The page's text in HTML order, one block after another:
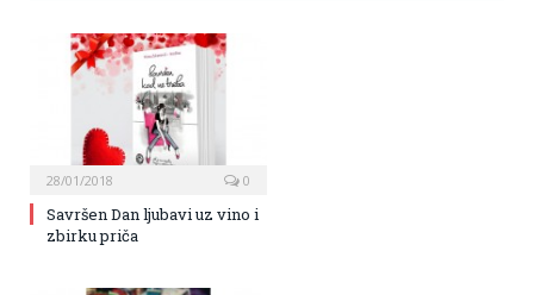
28/01/2018 0
Savršen Dan ljubavi uz vino i
zbirku priča